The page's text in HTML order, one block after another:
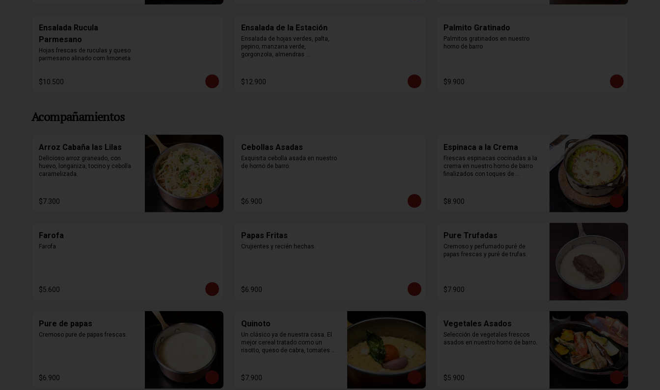
Ensalada Rucula
Parmesano
Hojas frescas de ruculas y queso
parmesano alinado com limoneta
$10.500
Ensalada de la Estación
Ensalada de hojas verdes, palta,
pepino, manzana verde,
gorgonzola, almendras
$12.900
Palmito Gratinado
Palmitos gratinados en nuestro
horno de barro
$9.900
Acompañamientos
Arroz Cabaña las Lilas
Delicioso arroz graneado, con
huevo, longaniza, tocino y cebolla
caramelizada.
$7.300
Cebollas Asadas
Exquisita cebolla asada en nuestro
de horno de barro.
$6.900
Espinaca a la Crema
Frescas espinacas cocinadas a la
crema en nuestro horno de barro
finalizados con toques de
$8.900
Farofa
Farofa
$5.600
Papas Fritas
Crujientes y recién hechas.
$6.900
Pure Trufadas
Cremoso y perfumado puré de
papas frescas y puré de trufas.
$7.900
Pure de papas
Cremoso pure de papas frescas.
$6.900
Quinoto
Un clásico ya de nuestra casa. El
mejor cereal tratado como un
risotto, queso de cabra, tomates
$7.900
Vegetales Asados
Selección de vegetales frescos
asados en nuestro horno de barro.
$5.900